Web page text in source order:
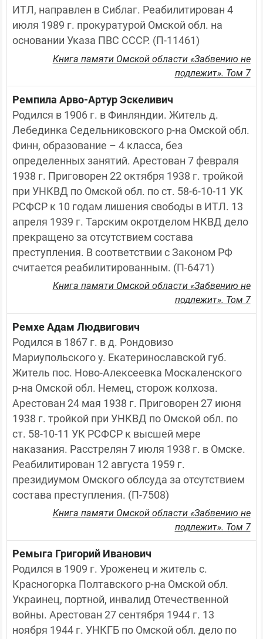
ИТЛ, направлен в Сиблаг. Реабилитирован 4
июля 1989 г. прокуратурой Омской обл. на
основании Указа ПВС СССР. (П-11461)
Книга памяти Омской области «Забвению не
подлежит». Том 7
Ремпила Арво-Артур Эскеливич
Родился в 1906 г. в Финляндии. Житель д.
Лебединка Седельниковского р-на Омской обл.
Финн, образование – 4 класса, без
определенных занятий. Арестован 7 февраля
1938 г. Приговорен 22 октября 1938 г. тройкой
при УНКВД по Омской обл. по ст. 58-6-10-11 УК
РСФСР к 10 годам лишения свободы в ИТЛ. 13
апреля 1939 г. Тарским окротделом НКВД дело
прекращено за отсутствием состава
преступления. В соответствии с Законом РФ
считается реабилитированным. (П-6471)
Книга памяти Омской области «Забвению не
подлежит». Том 7
Ремхе Адам Людвигович
Родился в 1867 г. в д. Рондовизо
Мариупольского у. Екатеринославской губ.
Житель пос. Ново-Алексеевка Москаленского
р-на Омской обл. Немец, сторож колхоза.
Арестован 24 мая 1938 г. Приговорен 27 июня
1938 г. тройкой при УНКВД по Омской обл. по
ст. 58-10-11 УК РСФСР к высшей мере
наказания. Расстрелян 7 июля 1938 г. в Омске.
Реабилитирован 12 августа 1959 г.
президиумом Омского облсуда за отсутствием
состава преступления. (П-7508)
Книга памяти Омской области «Забвению не
подлежит». Том 7
Ремыга Григорий Иванович
Родился в 1909 г. Уроженец и житель с.
Красногорка Полтавского р-на Омской обл.
Украинец, портной, инвалид Отечественной
войны. Арестован 27 сентября 1944 г. 13
ноября 1944 г. УНКГБ по Омской обл. дело по